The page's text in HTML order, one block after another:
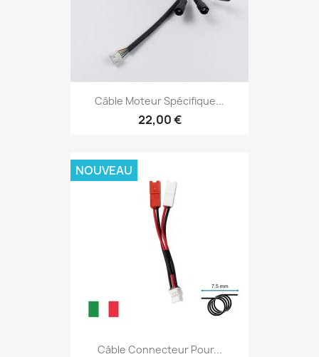
Câble Moteur Spécifique...
22,00 €
Câble Connecteur Pour...
NOUVEAU